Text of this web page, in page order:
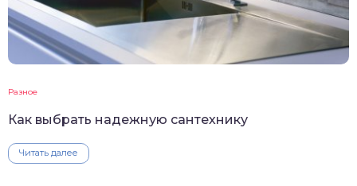
Разное
Как выбрать надежную сантехнику
Читать далее